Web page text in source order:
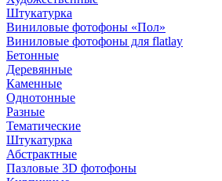
Штукатурка
Виниловые фотофоны «Пол»
Виниловые фотофоны для flatlay
Бетонные
Деревянные
Каменные
Однотонные
Разные
Тематические
Штукатурка
Абстрактные
Пазловые 3D фотофоны